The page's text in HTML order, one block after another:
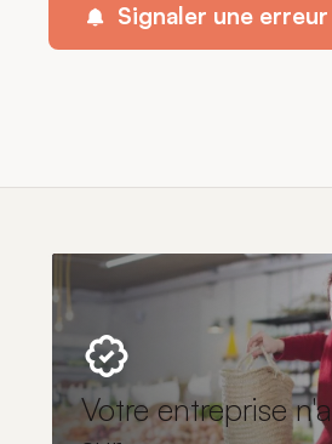
Signaler une
Votre entreprise